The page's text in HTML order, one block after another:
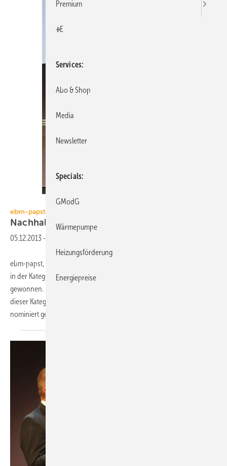
ebm-papst
Nachhaltigkeitspreis für
05.12.2013 -
ebm-papst, Mulfingen, hat den Deutschen Nachhaltigkeitspreis 2013
in der Kategorie „Deutschlands nachhaltigste Unternehmen“
gewonnen. Der Weltmarktführer von Ventilatoren und Motoren war in
dieser Kategorie sowie für den Sonderpreis „Ressourceneffizienz“
nominiert gewesen. Der Preis wird
Premium
+E
Services
Abo & Shop
Media
Newsletter
Specials
GModG
Wärmepumpe
Heizungsförderung
Energiepreise